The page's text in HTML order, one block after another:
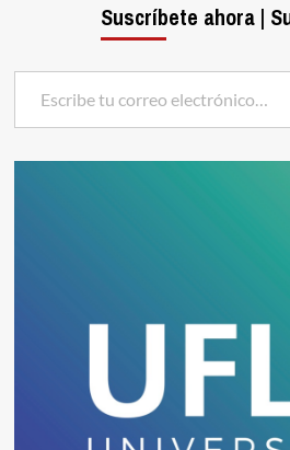
Suscríbete ahora |
Escribe tu correo electrónico…